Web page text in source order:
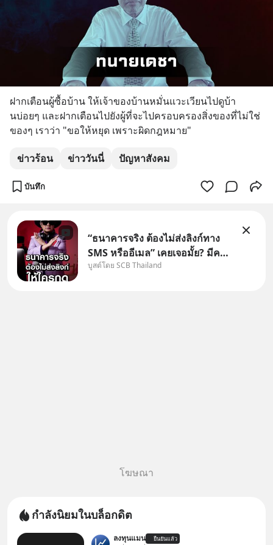
ฝากเตือนผู้ซื้อบ้าน ให้เจ้าของบ้านหมั่นแวะเวียนไปดูบ้า
นบ่อยๆ และฝากเตือนไปยังผู้ที่จะไปครอบครองสิ่งของที่ไม่ใช่
ของๆ เราว่า "ขอให้หยุด เพราะผิดกฎหมาย"
ข่าวร้อน ข่าววันนี่ ปัญหาสังคม
บันทึก
“ธนาคารจริง ต้องไม่ส่งลิงก์ทาง
SMS หรืออีเมล” เคยเจอมั้ย? มีคน
อ้างว่าโทรจากธนาคาร บอกว่า
บูสต์โดย SCB Thailand
โฆษณา
กำลังนิยมในบล็อกดิต
ลงทุนแมน ยืนยันแล้ว